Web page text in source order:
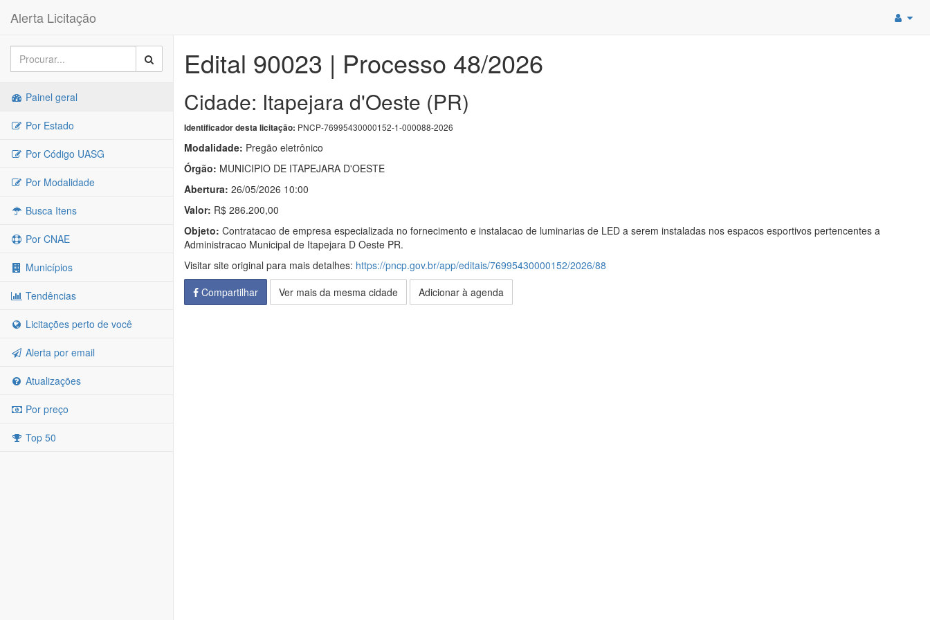
Alerta Licitação
Painel geral
Por Estado
Por Código UASG
Por Modalidade
Busca Itens
Por CNAE
Municípios
Tendências
Licitações perto de você
Alerta por email
Atualizações
Por preço
Top 50
Edital 90023 | Processo 48/2026
Cidade: Itapejara d'Oeste (PR)
Identificador desta licitação: PNCP-76995430000152-1-000088-2026
Modalidade: Pregão eletrônico
Órgão: MUNICIPIO DE ITAPEJARA D'OESTE
Abertura: 26/05/2026 10:00
Valor: R$ 286.200,00
Objeto: Contratacao de empresa especializada no fornecimento e instalacao de luminarias de LED a serem instaladas nos espacos esportivos pertencentes a
Administracao Municipal de Itapejara D Oeste PR.
Visitar site original para mais detalhes: https://pncp.gov.br/app/editais/76995430000152/2026/88
Compartilhar
Ver mais da mesma cidade Adicionar à agenda